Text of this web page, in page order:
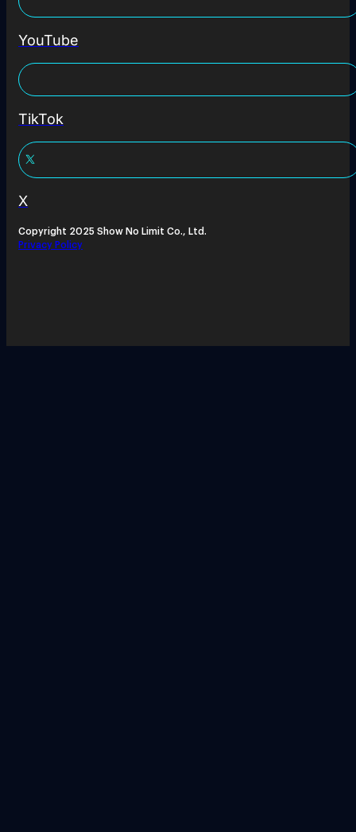
YouTube
TikTok
X
Copyright 2025 Show No Limit Co., Ltd.
Privacy Policy